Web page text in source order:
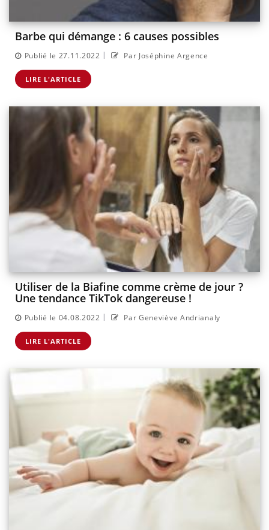
Barbe qui démange : 6 causes possibles
Publié le 27.11.2022 | Par Joséphine Argence
LIRE L'ARTICLE
Utiliser de la Biafine comme crème de jour ?
Une tendance TikTok dangereuse !
Publié le 04.08.2022 | Par Geneviève Andrianaly
LIRE L'ARTICLE